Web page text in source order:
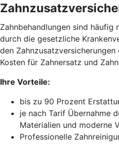
Zahnbehandlungen sind häufig
durch die gesetzliche
den
Kosten für Zahnersatz und
Ihre Vorteile:
bis zu 90 Prozent
je nach Tarif Übernahme
Materialien und moderne
Professionelle